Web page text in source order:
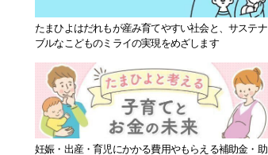
たまひよはだれもが産み育てやすい社会と、サステナ
ブルなこどものミライの実現をめざします
妊娠・出産・育児にかかる費用やもらえる補助金・助